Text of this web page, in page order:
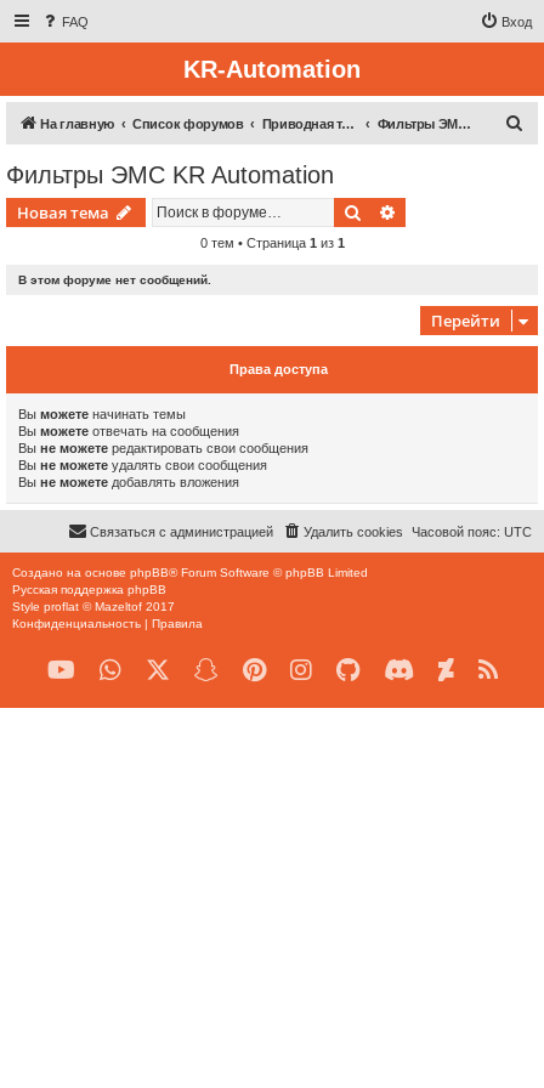
FAQ Вход
KR-Automation
На главную Список форумов Приводная техника Фильтры ЭМС KR Automation
Фильтры ЭМС KR Automation
Новая тема Поиск
0 тем • Страница 1 из 1
В этом форуме нет сообщений.
Перейти
Права доступа
Вы можете начинать темы
Вы можете отвечать на сообщения
Вы не можете редактировать свои сообщения
Вы не можете удалять свои сообщения
Вы не можете добавлять вложения
Часовой пояс: UTC
Удалить cookies
Связаться с администрацией
Создано на основе phpBB® Forum Software © phpBB Limited
Русская поддержка phpBB
Style proflat ©Mazeltof 2017
Конфиденциальность | Правила